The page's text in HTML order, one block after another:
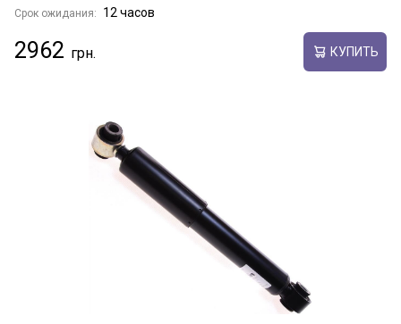
Срок ожидания: 12 часов
2962 КУПИТЬ